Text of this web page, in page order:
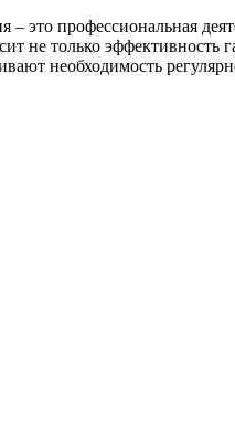
– это профессиональная
не только
необходимость